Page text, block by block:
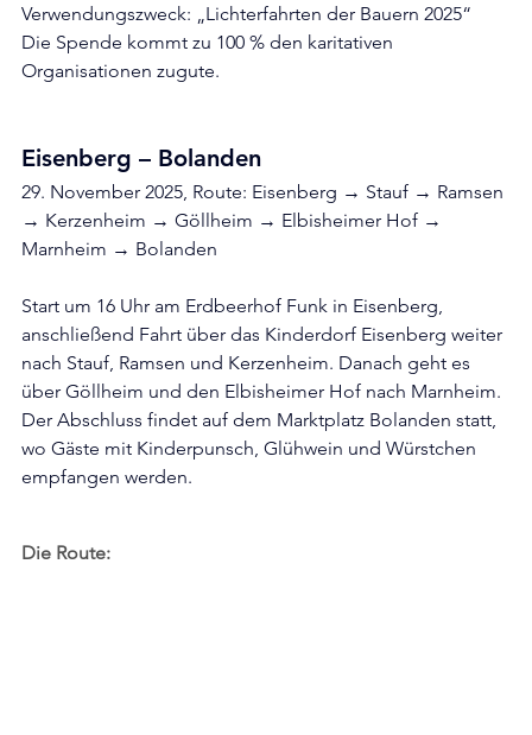
Verwendungszweck: „Lichterfahrten der Bauern 2025“
Die Spende kommt zu 100 % den karitativen
Organisationen zugute.
Eisenberg – Bolanden
29. November 2025, Route: Eisenberg → Stauf → Ramsen
→ Kerzenheim → Göllheim → Elbisheimer Hof →
Marnheim → Bolanden
Start um 16 Uhr am Erdbeerhof Funk in Eisenberg,
anschließend Fahrt über das Kinderdorf Eisenberg weiter
nach Stauf, Ramsen und Kerzenheim. Danach geht es
über Göllheim und den Elbisheimer Hof nach Marnheim.
Der Abschluss findet auf dem Marktplatz Bolanden statt,
wo Gäste mit Kinderpunsch, Glühwein und Würstchen
empfangen werden.
Die Route: